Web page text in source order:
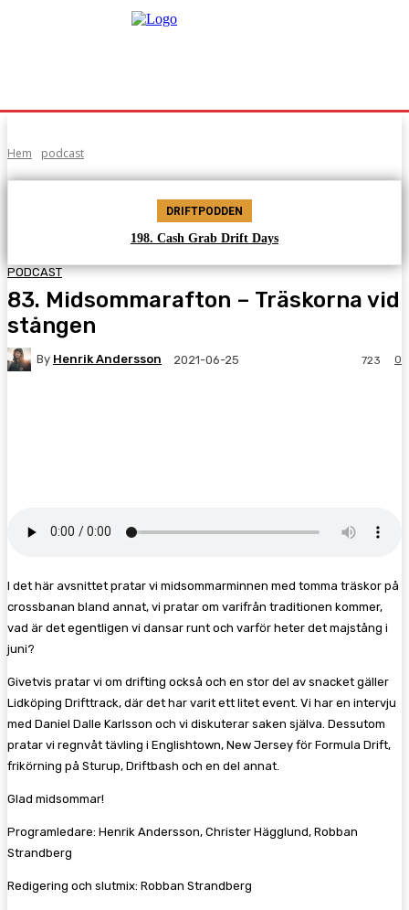
Hem podcast
DRIFTPODDEN
198. Cash Grab Drift Days
PODCAST
83. Midsommarafton – Träskorna vid
stången
By Henrik Andersson 2021-06-25 0
723
I det här avsnittet pratar vi midsommarminnen med tomma träskor på
crossbanan bland annat, vi pratar om varifrån traditionen kommer,
vad är det egentligen vi dansar runt och varför heter det majstång i
juni?
Givetvis pratar vi om drifting också och en stor del av snacket gäller
Lidköping Drifttrack, där det har varit ett litet event. Vi har en intervju
med Daniel Dalle Karlsson och vi diskuterar saken själva. Dessutom
pratar vi regnvåt tävling i Englishtown, New Jersey för Formula Drift,
frikörning på Sturup, Driftbash och en del annat.
Glad midsommar!
Programledare: Henrik Andersson, Christer Hägglund, Robban
Strandberg
Redigering och slutmix: Robban Strandberg